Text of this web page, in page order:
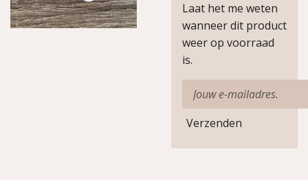
Laat het me weten
wanneer dit product
weer op voorraad
is.
Verzenden